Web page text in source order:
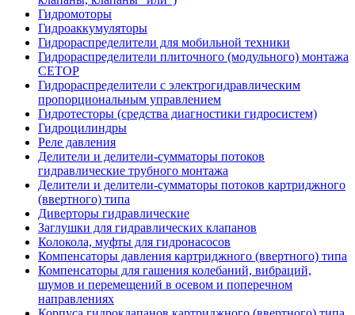
Гидромоторы
Гидроаккумуляторы
Гидрораспределители для мобильной техники
Гидрораспределители плиточного (модульного) монтажа
СЕТОР
Гидрораспределители с электрогидравлическим
пропорциональным управлением
Гидротесторы (средства диагностики гидросистем)
Гидроцилиндры
Реле давления
Делители и делители-сумматоры потоков
гидравлические трубного монтажа
Делители и делители-сумматоры потоков картриджного
(ввертного) типа
Диверторы гидравлические
Заглушки для гидравлических клапанов
Колокола, муфты для гидронасосов
Компенсаторы давления картриджного (ввертного) типа
Компенсаторы для гашения колебаний, вибраций,
шумов и перемещений в осевом и поперечном
направлениях